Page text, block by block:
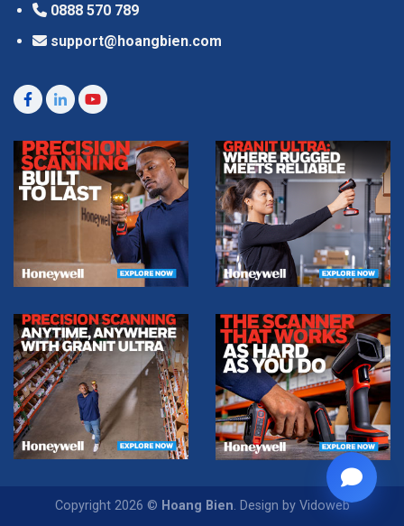
0888 570 789
support@hoangbien.com
Copyright 2026 © Hoang Bien. Design by Vidoweb